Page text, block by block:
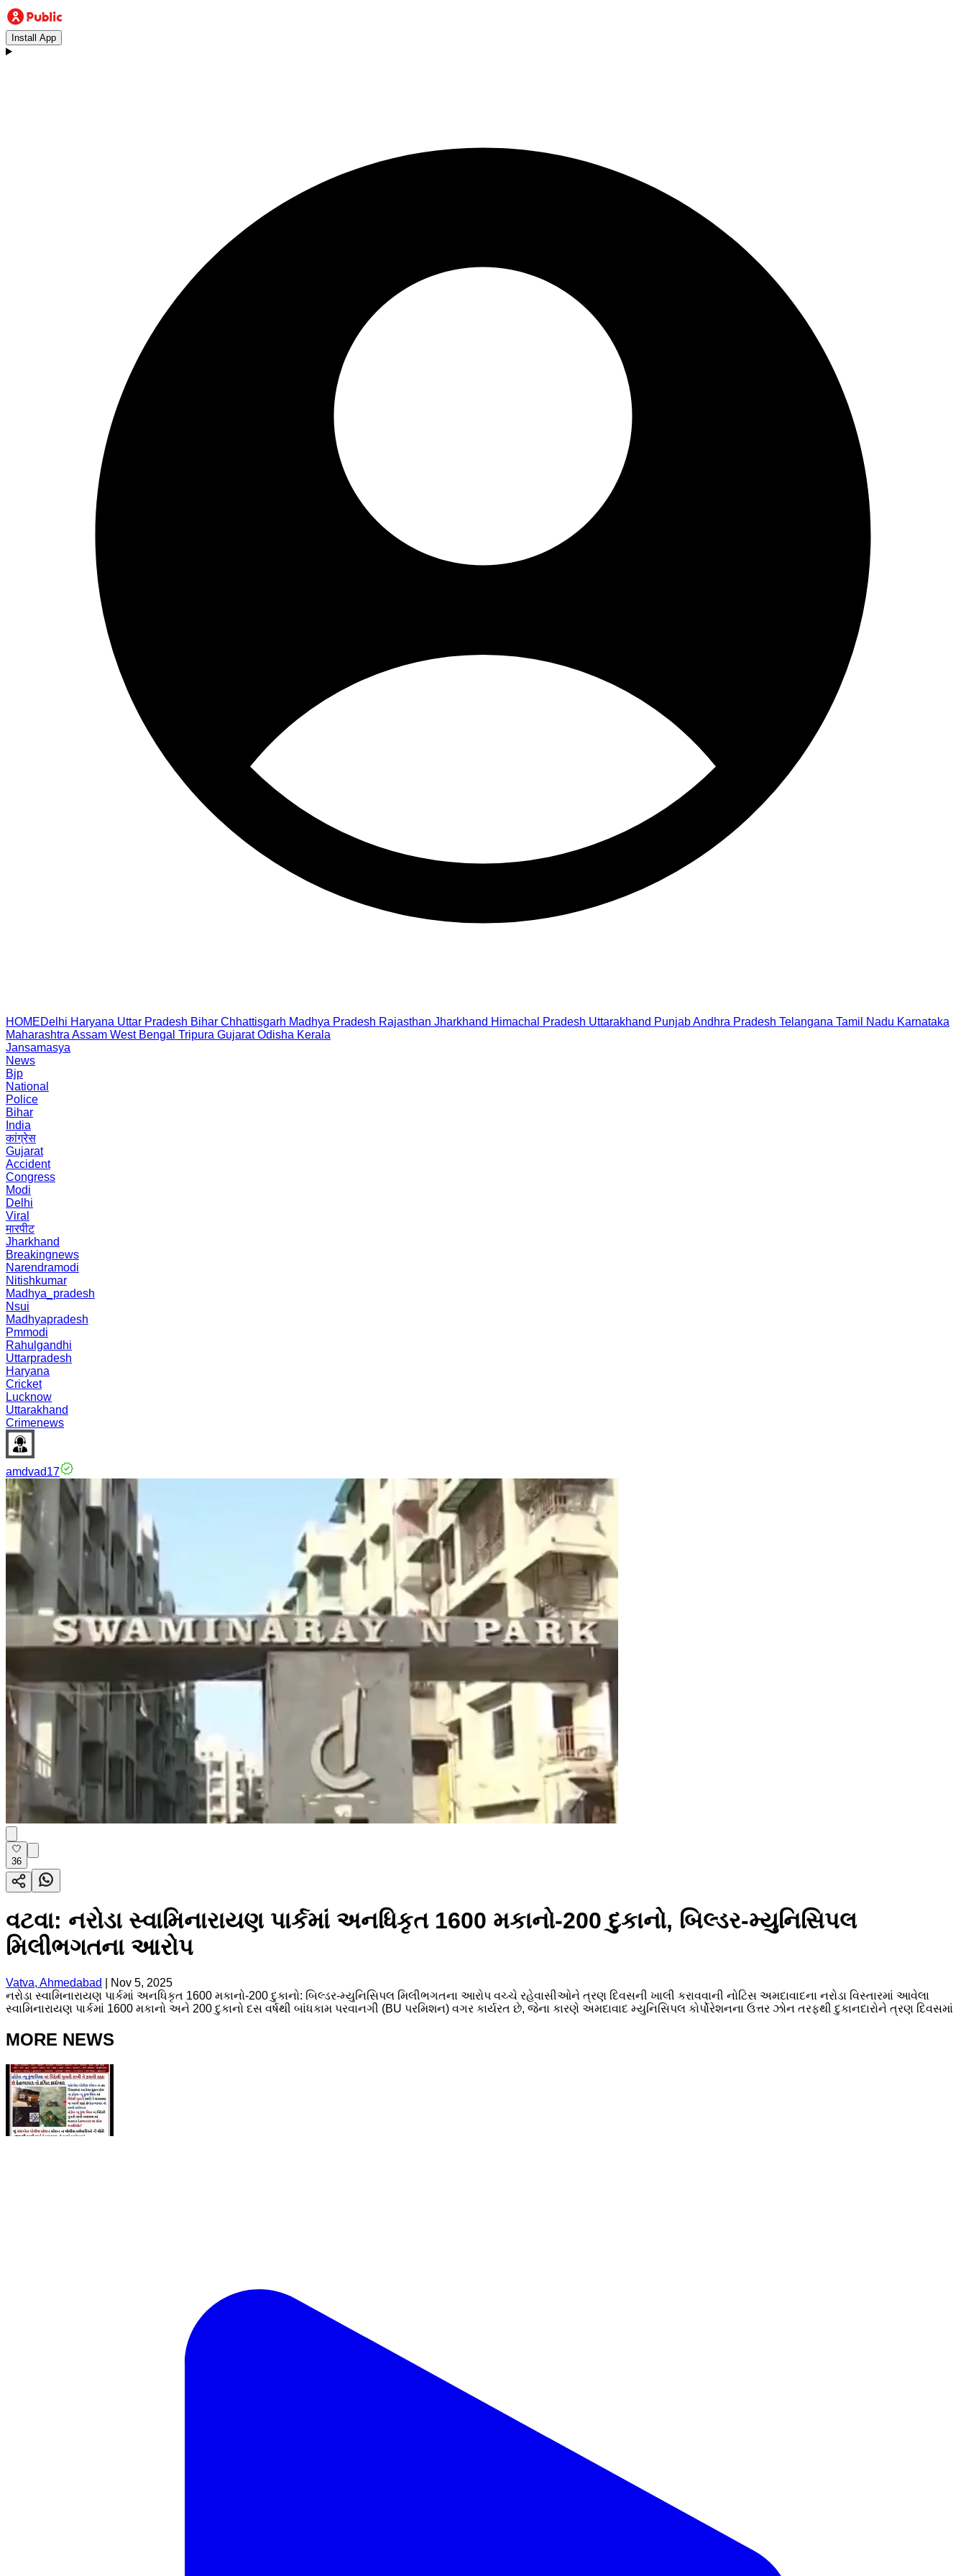
Install App
HOMEDelhi Haryana Uttar Pradesh Bihar Chhattisgarh Madhya Pradesh Rajasthan Jharkhand Himachal Pradesh Uttarakhand PunjabAndhra Pradesh Telangana Tamil Nadu Karnataka
Maharashtra Assam West Bengal Tripura Gujarat Odisha Kerala
Jansamasya
News
Bjp
National
Police
Bihar
India
कांग्रेस
Gujarat
Accident
Congress
Modi
Delhi
Viral
मारपीट
Jharkhand
Breakingnews
Narendramodi
Nitishkumar
Madhya_pradesh
Nsui
Madhyapradesh
Pmmodi
Rahulgandhi
Uttarpradesh
Haryana
Cricket
Lucknow
Uttarakhand
Crimenews
amdvad17
36
વટવા: નરોડા સ્વામિનારાયણ પાર્કમાં અનધિકૃત 1600 મકાનો-200 દુકાનો, બિલ્ડર-મ્યુનિસિપલ
મિલીભગતના આરોપ
Vatva, Ahmedabad
Nov 5, 2025
નરોડા સ્વામિનારાયણ પાર્કમાં અનધિકૃત 1600 મકાનો-200 દુકાનો: બિલ્ડર-મ્યુનિસિપલ મિલીભગતના આરોપ વચ્ચે રહેવાસીઓને ત્રણ દિવસની ખાલી કરાવવાની નોટિસ અમદાવાદના નરોડા વિસ્તારમાં આવેલા
સ્વામિનારાયણ પાર્કમાં 1600 મકાનો અને 200 દુકાનો દસ વર્ષથી બાંધકામ પરવાનગી (BU પરમિશન) વગર કાર્યરત છે, જેના કારણે અમદાવાદ મ્યુનિસિપલ કોર્પોરેશનના ઉત્તર ઝોન તરફથી દુકાનદારોને ત્રણ દિવસમાં
MORE NEWS